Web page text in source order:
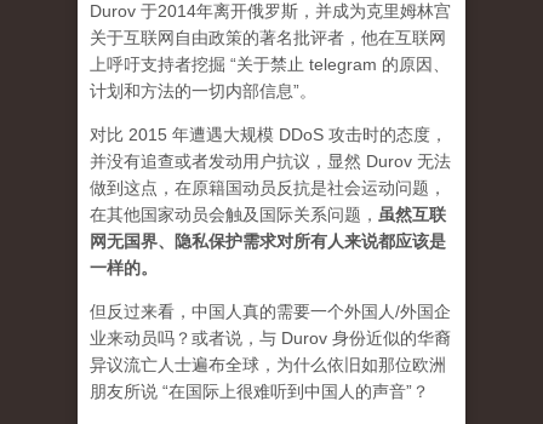
Durov 于2014年离开俄罗斯，并成为克里姆林宫
关于互联网自由政策的著名批评者，他在互联网
上呼吁支持者挖掘 “关于禁止 telegram 的原因、
计划和方法的一切内部信息”。
对比 2015 年遭遇大规模 DDoS 攻击时的态度，
并没有追查或者发动用户抗议，显然 Durov 无法
做到这点，在原籍国动员反抗是社会运动问题，
在其他国家动员会触及国际关系问题， 虽然互联
网无国界、隐私保护需求对所有人来说都应该是
一样的。
但反过来看，中国人真的需要一个外国人/外国企
业来动员吗？或者说，与 Durov 身份近似的华裔
异议流亡人士遍布全球，为什么依旧如那位欧洲
朋友所说 “在国际上很难听到中国人的声音”？